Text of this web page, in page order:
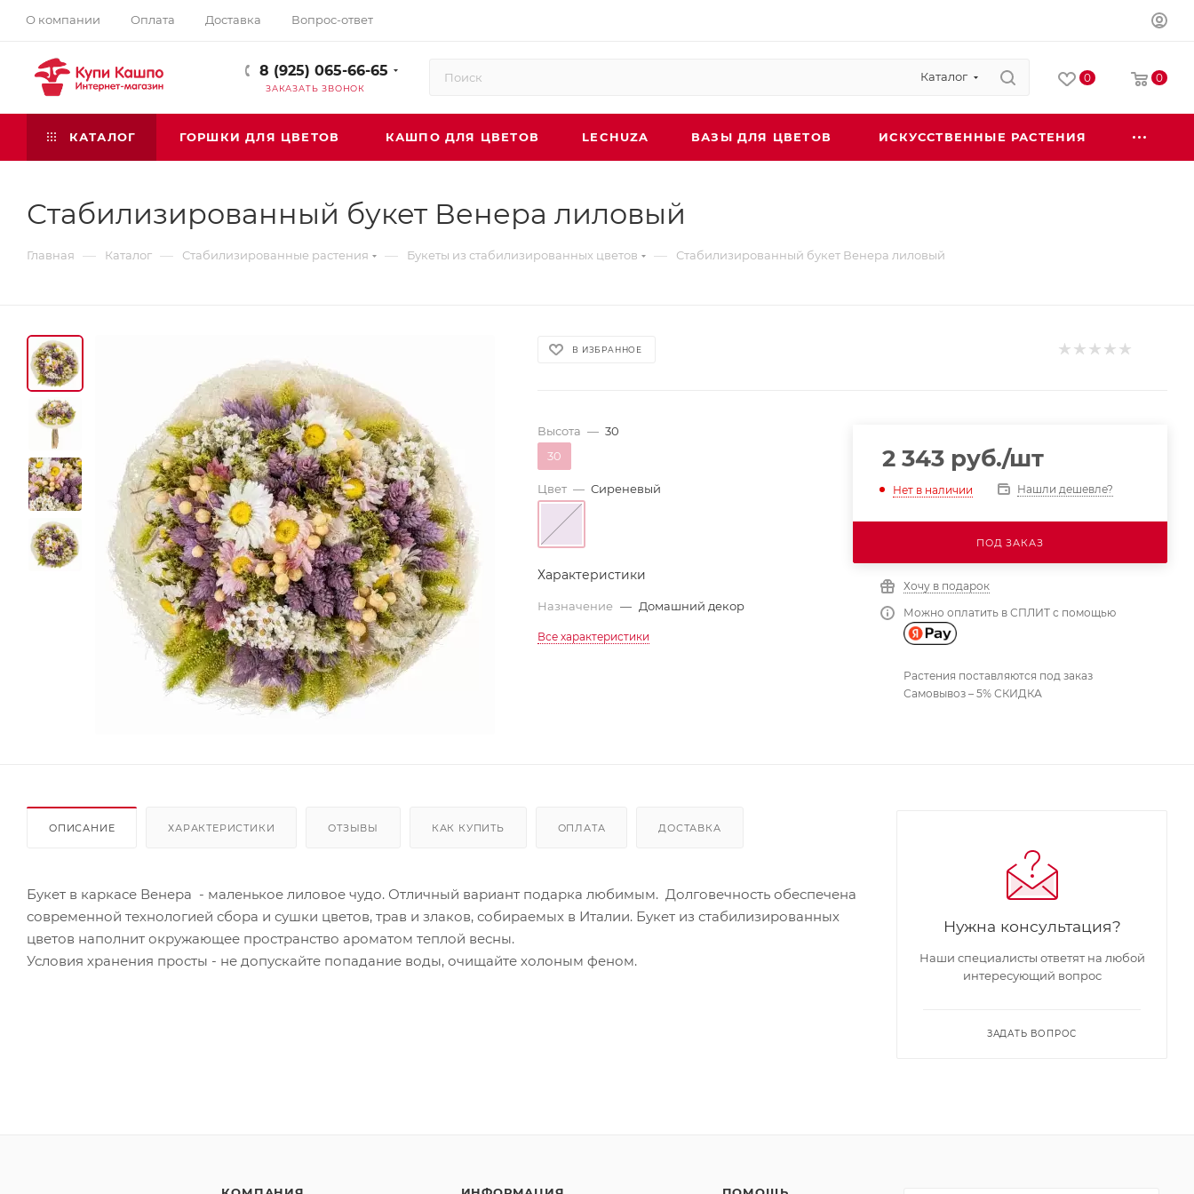
О компании Оплата Доставка Вопрос-ответ
8 (925) 065-66-65
ЗАКАЗАТЬ ЗВОНОК
Каталог 0 0
КАТАЛОГ ГОРШКИ ДЛЯ ЦВЕТОВ КАШПО ДЛЯ ЦВЕТОВ LECHUZA ВАЗЫ ДЛЯ ЦВЕТОВ ИСКУССТВЕННЫЕ РАСТЕНИЯ
Стабилизированный букет Венера лиловый
Главная — Каталог — Стабилизированные растения — Букеты из стабилизированных цветов — Стабилизированный букет Венера лиловый
В ИЗБРАННОЕ
Высота — 30
30
Цвет — Сиреневый
Характеристики
Назначение — Домашний декор
Все характеристики
2 343руб./шт
Нет в наличии Нашли дешевле?
ПОД ЗАКАЗ
Хочу в подарок
Можно оплатить в СПЛИТ с помощью
Растения поставляются под заказ
Самовывоз – 5% СКИДКА
ОПИСАНИЕ ХАРАКТЕРИСТИКИ ОТЗЫВЫ КАК КУПИТЬ ОПЛАТА ДОСТАВКА
Букет в каркасе Венера - маленькое лиловое чудо. Отличный вариант подарка любимым. Долговечность обеспечена
современной технологией сбора и сушки цветов, трав и злаков, собираемых в Италии. Букет из стабилизированных
цветов наполнит окружающее пространство ароматом теплой весны.
Условия хранения просты - не допускайте попадание воды, очищайте холоным феном.
Нужна консультация?
Наши специалисты ответят на любой
интересующий вопрос
ЗАДАТЬ ВОПРОС